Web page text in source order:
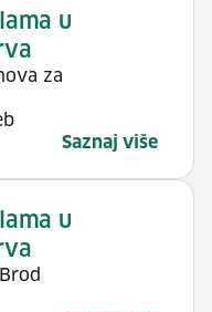
u
za
Saznaj više
u